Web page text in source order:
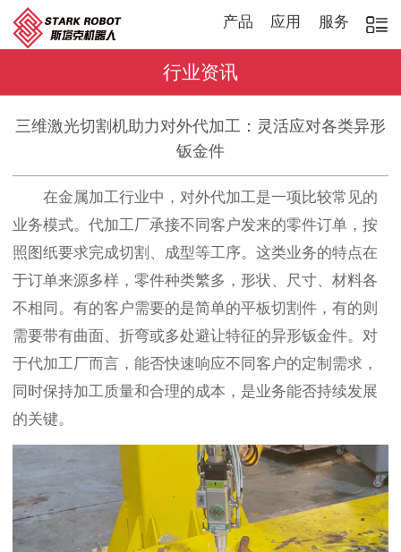
产品 应用 服务
行业资讯
三维激光切割机助力对外代加工：灵活应对各类异形
钣金件
在金属加工行业中，对外代加工是一项比较常见的
业务模式。代加工厂承接不同客户发来的零件订单，按
照图纸要求完成切割、成型等工序。这类业务的特点在
于订单来源多样，零件种类繁多，形状、尺寸、材料各
不相同。有的客户需要的是简单的平板切割件，有的则
需要带有曲面、折弯或多处避让特征的异形钣金件。对
于代加工厂而言，能否快速响应不同客户的定制需求，
同时保持加工质量和合理的成本，是业务能否持续发展
的关键。